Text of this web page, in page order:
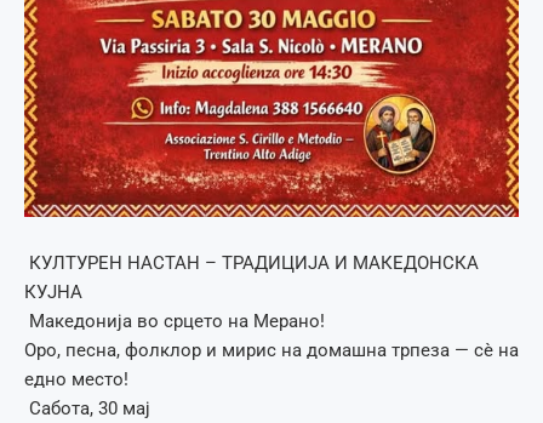
КУЛТУРЕН НАСТАН – ТРАДИЦИЈА И МАКЕДОНСКА
КУЈНА
Македонија во срцето на Мерано!
Оро, песна, фолклор и мирис на домашна трпеза — сè на
едно место!
Сабота, 30 мај